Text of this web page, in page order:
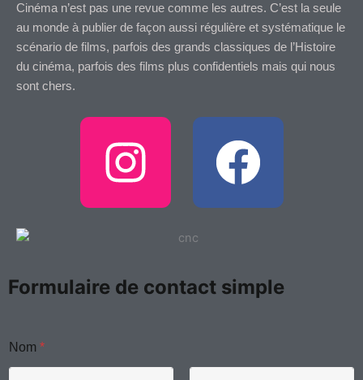
Cinéma n’est pas une revue comme les autres. C’est la seule
au monde à publier de façon aussi régulière et systématique le
scénario de films, parfois des grands classiques de l’Histoire
du cinéma, parfois des films plus confidentiels mais qui nous
sont chers.
I
n
t
g
F
a
e
o
Formulaire de contact simple
Nom *